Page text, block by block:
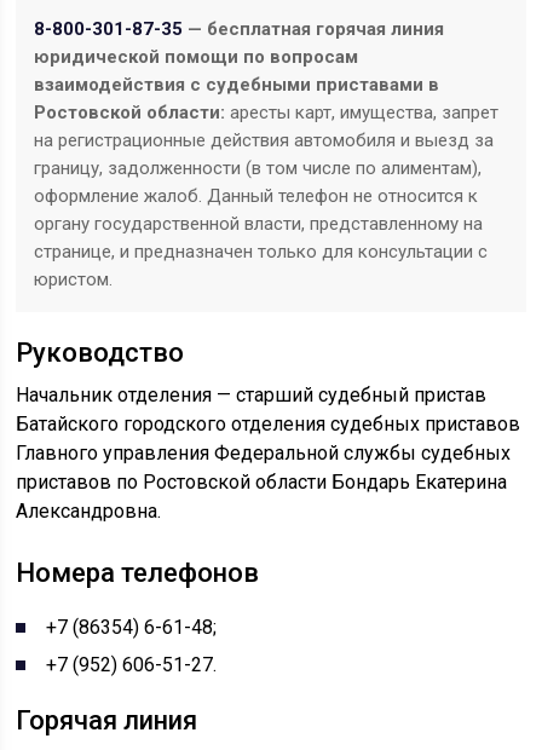
8-800-301-87-35 — бесплатная горячая линия
юридической помощи по вопросам
взаимодействия с судебными приставами в
Ростовской области: аресты карт, имущества, запрет
на регистрационные действия автомобиля и выезд за
границу, задолженности (в том числе по алиментам),
оформление жалоб. Данный телефон не относится к
органу государственной власти, представленному на
странице, и предназначен только для консультации с
юристом.
Руководство
Начальник отделения — старший судебный пристав
Батайского городского отделения судебных приставов
Главного управления Федеральной службы судебных
приставов по Ростовской области Бондарь Екатерина
Александровна.
Номера телефонов
+7 (86354) 6-61-48;
+7 (952) 606-51-27.
Горячая линия